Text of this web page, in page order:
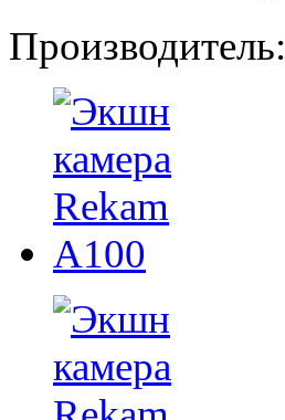
Производитель: